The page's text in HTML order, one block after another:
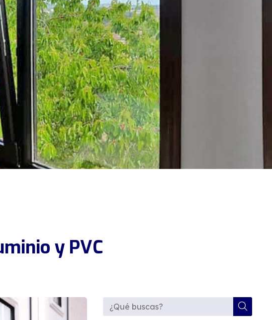
y PVC